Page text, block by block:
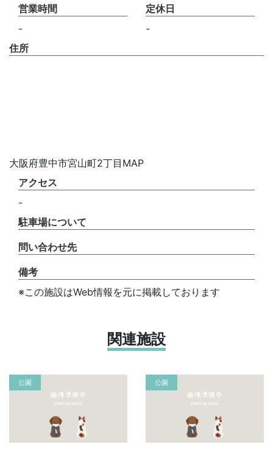
営業時間
-
定休日
-
住所
大阪府豊中市宮山町2丁目MAP
アクセス
-
駐車場について
問い合わせ先
備考
※この施設はWeb情報を元に掲載しております
関連施設
公園 公園